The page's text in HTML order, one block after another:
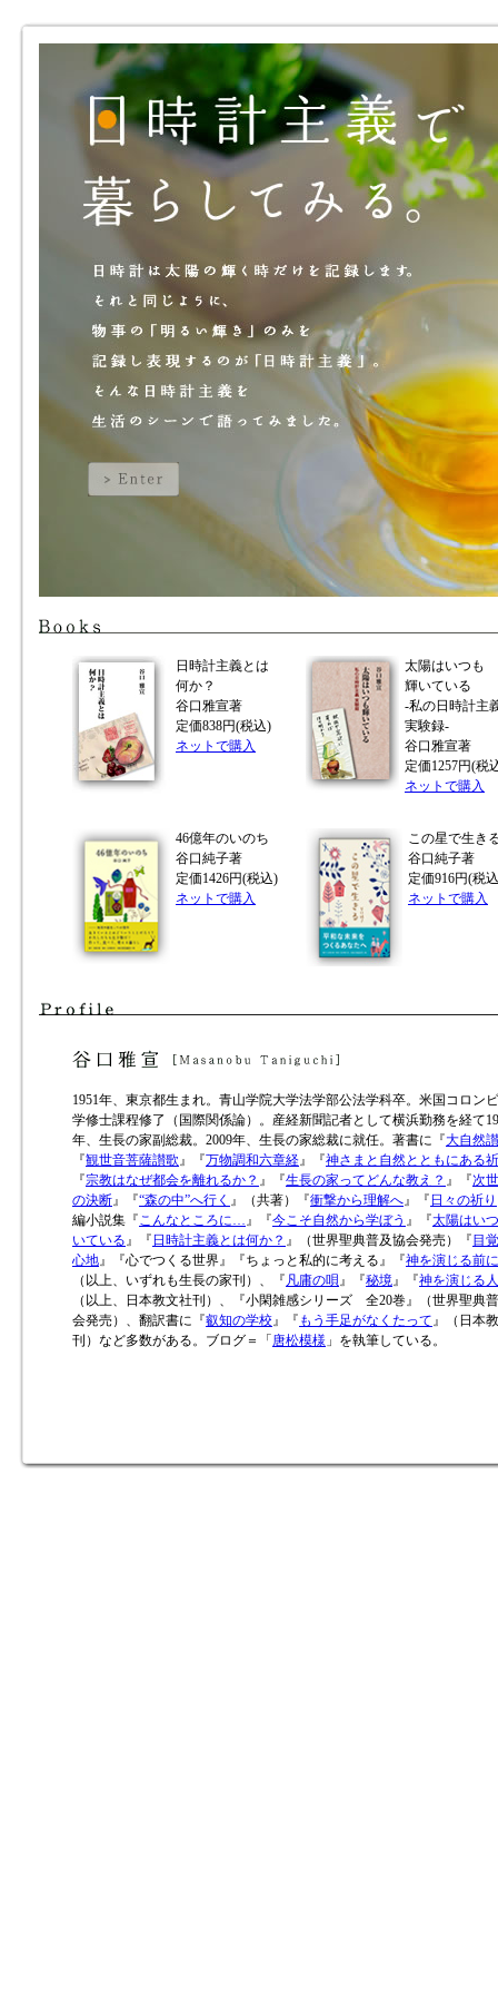
日時計主義とは
何か？
谷口雅宣著
定価838円(税込)
ネットで購入
太陽はいつも
輝いている
‐私の日時計主
実験録‐
谷口雅宣著
定価1257円(税
ネットで購入
46億年のいのち
谷口純子著
定価1426円(税込)
ネットで購入
この星で生き
谷口純子著
定価916円(税
ネットで購入
1951年、東京都生まれ。青山学院大学法学部公法学科卒。米国コロン
学修士課程修了（国際関係論）。産経新聞記者として横浜勤務を経て
年、生長の家副総裁。2009年、生長の家総裁に就任。著書に『大自然
『観世音菩薩讃歌』『万物調和六章経』『神さまと自然とともにある
『宗教はなぜ都会を離れるか？ 』『生長の家ってどんな教え？ 』『次
の決断』『“森の中”へ行く 』（共著）『衝撃から理解へ』『 日々の祈り
編小説集『こんなところに…』『今こそ自然から学ぼう 』『太陽はい
いている』『 日時計主義とは何か？ 』（世界聖典普及協会発売）『 目
心地』『心でつくる世界』『ちょっと私的に考える』『神を演じる前に
（以上、いずれも生長の家刊）、『凡庸の唄』『秘境』『神を演じる
（以上、日本教文社刊）、『小閑雑感シリーズ 全20巻』（世界聖典
会発売）、翻訳書に『叡知の学校』『 もう手足がなくたって』（日本
刊）など多数がある。ブログ＝「 唐松模様 」を執筆している。